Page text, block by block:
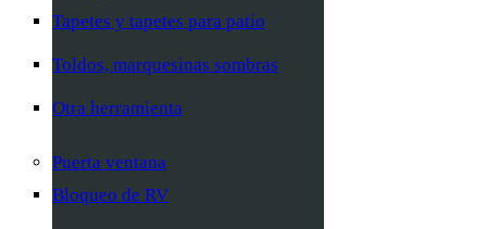
Tapetes y tapetes para patio
Toldos, marquesinas sombras
Otra herramienta
Puerta ventana
Bloqueo de RV